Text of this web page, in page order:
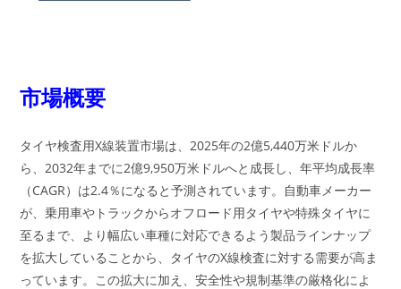
市場概要
タイヤ検査用X線装置市場は、2025年の2億5,440万米ドルか
ら、2032年までに2億9,950万米ドルへと成長し、年平均成長率
（CAGR）は2.4％になると予測されています。自動車メーカー
が、乗用車やトラックからオフロード用タイヤや特殊タイヤに
至るまで、より幅広い車種に対応できるよう製品ラインナップ
を拡大していることから、タイヤのX線検査に対する需要が高ま
っています。この拡大に加え、安全性や規制基準の厳格化によ